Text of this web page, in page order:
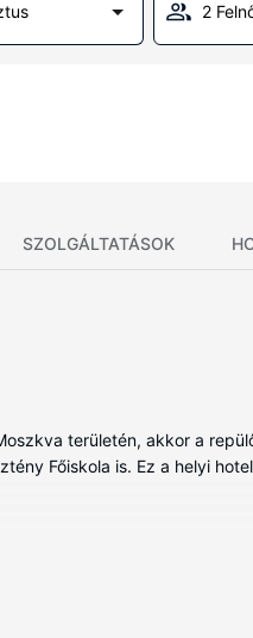
2
SZOLGÁLTATÁSOK
területén, akkor a
Főiskola is. Ez a helyi
egyikében, melyekben